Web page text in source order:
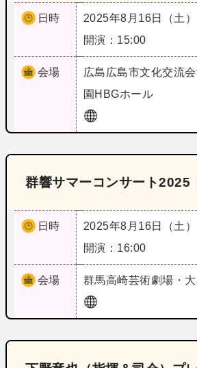
日時
2025年8月16日（土）
開演：15:00
会場 広島 広島市文化交流
園HBGホール
群響サマーコンサート2025
日時
2025年8月16日（土）
開演：16:00
会場 群馬高崎芸術劇場・